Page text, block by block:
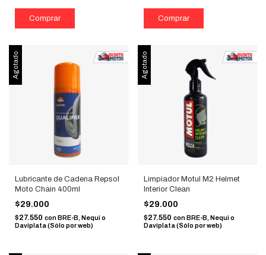
Agotado
Lubricante de Cadena Repsol
Moto Chain 400ml
$29.000
$27.550 conBRE-B, Nequi o
Daviplata (Sólo por web)
Agotado
Limpiador Motul M2 Helmet
Interior Clean
$29.000
$27.550 con BRE-B, Nequi o
Daviplata (Sólo por web)